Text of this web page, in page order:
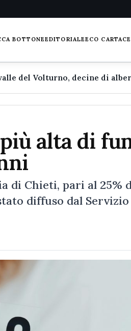
BOTTONEEDITORIALEECO
alta di
di Chieti, pari al 25%
diffuso dal